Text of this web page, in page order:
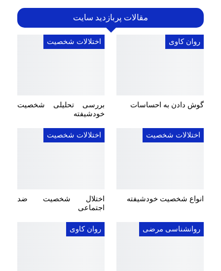
مقالات پربازدید سایت
روان کاوی
گوش دادن به احساسات
اختلالات شخصیت
بررسی تحلیلی شخصیت
خودشیفته
اختلالات شخصیت
انواع شخصیت خودشیفته
اختلالات شخصیت
اختلال شخصیت ضد
اجتماعی
روانشناسی مرضی روان کاوی